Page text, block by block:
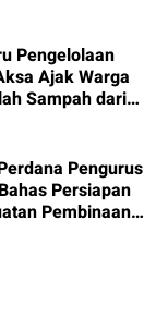
Pengelolaan
Ajak Warga
Sampah dari
Pengurus
Persiapan
Pembinaan